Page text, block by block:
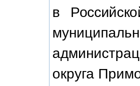
в
округа